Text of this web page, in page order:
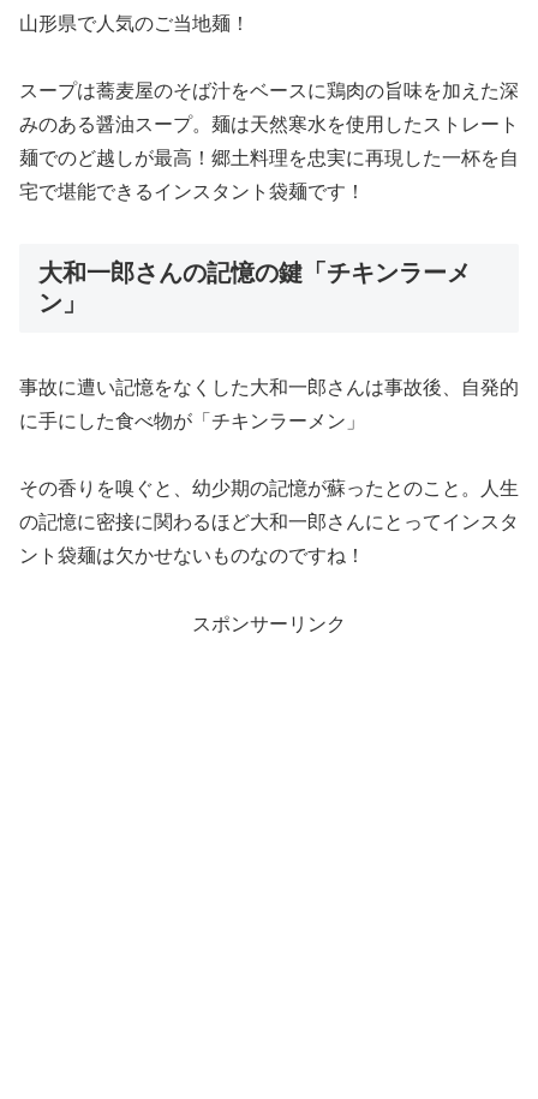
山形県で人気のご当地麺！
スープは蕎麦屋のそば汁をベースに鶏肉の旨味を加えた深
みのある醤油スープ。麺は天然寒水を使用したストレート
麺でのど越しが最高！郷土料理を忠実に再現した一杯を自
宅で堪能できるインスタント袋麺です！
大和一郎さんの記憶の鍵「チキンラーメ
ン」
事故に遭い記憶をなくした大和一郎さんは事故後、自発的
に手にした食べ物が「チキンラーメン」
その香りを嗅ぐと、幼少期の記憶が蘇ったとのこと。人生
の記憶に密接に関わるほど大和一郎さんにとってインスタ
ント袋麺は欠かせないものなのですね！
スポンサーリンク